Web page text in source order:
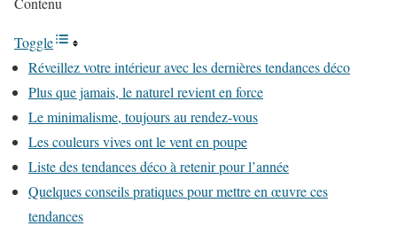
Toggle
Réveillez votre intérieur avec les dernières tendances déco
Plus que jamais, le naturel revient en force
Le minimalisme, toujours au rendez-vous
Les couleurs vives ont le vent en poupe
Liste des tendances déco à retenir pour l’année
Quelques conseils pratiques pour mettre en œuvre ces
tendances